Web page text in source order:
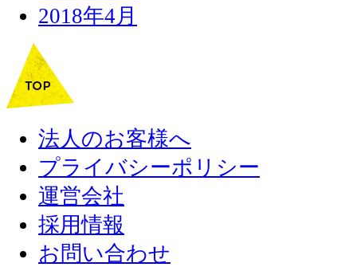
2018年4月
法人のお客様へ
プライバシーポリシー
運営会社
採用情報
お問い合わせ